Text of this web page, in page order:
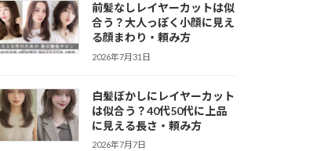
前髪なしレイヤーカットは似
合う？大人っぽく小顔に見え
る顔まわり・頼み方
2026年7月31日
白髪ぼかしにレイヤーカット
は似合う？40代50代に上品
に見える長さ・頼み方
2026年7月7日